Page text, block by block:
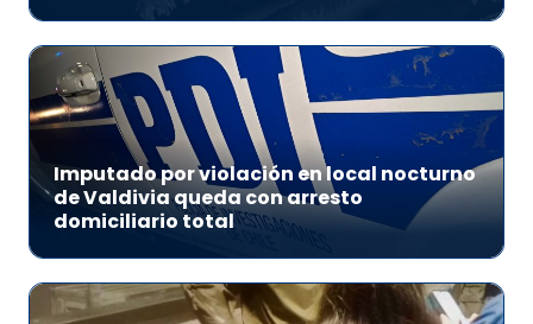
Imputado por violación en local nocturno
de Valdivia queda con arresto
domiciliario total